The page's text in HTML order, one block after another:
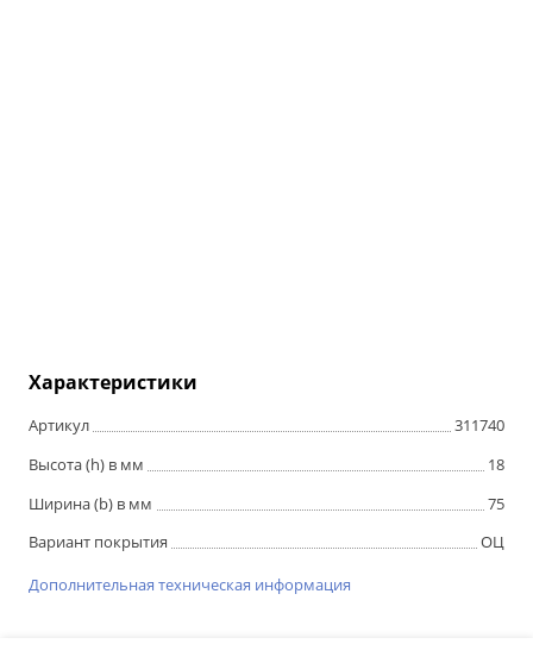
Характеристики
Артикул
311740
Высота (h) в мм
18
Ширина (b) в мм
75
Вариант покрытия
ОЦ
Дополнительная техническая информация